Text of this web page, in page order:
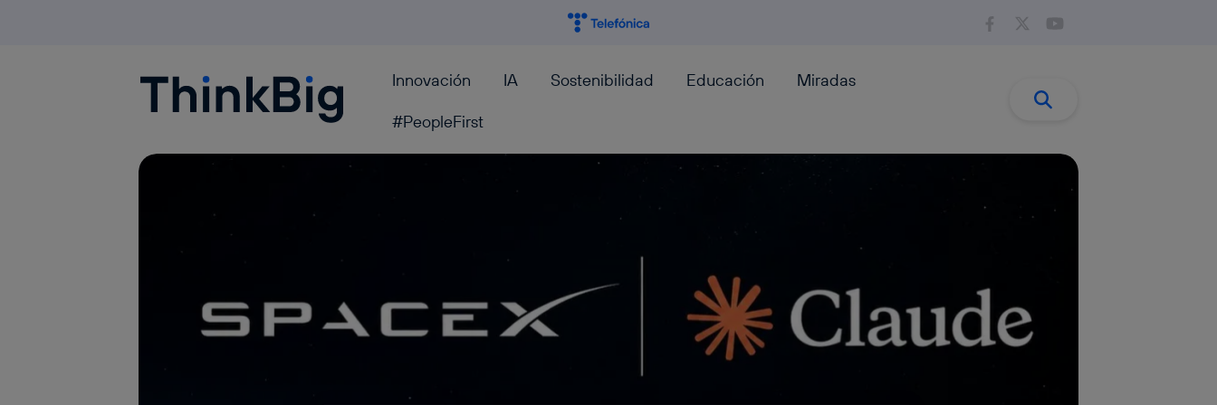
Blogthinkbig.com Innovación IA Sostenibilidad Educación
Miradas
#PeopleFirst
Buscar